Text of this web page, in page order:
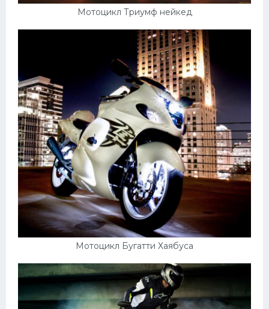
Мотоцикл Триумф нейкед
Мотоцикл Бугатти Хаябуса